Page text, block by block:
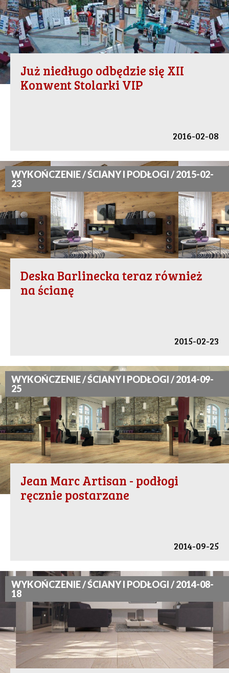
Już niedługo odbędzie się XII
Konwent Stolarki VIP
2016-02-08
WYKOŃCZENIE / ŚCIANY I PODŁOGI / 2015-02-
23
Deska Barlinecka teraz również
na ścianę
2015-02-23
WYKOŃCZENIE / ŚCIANY I PODŁOGI / 2014-09-
25
Jean Marc Artisan - podłogi
ręcznie postarzane
2014-09-25
WYKOŃCZENIE / ŚCIANY I PODŁOGI / 2014-08-
18